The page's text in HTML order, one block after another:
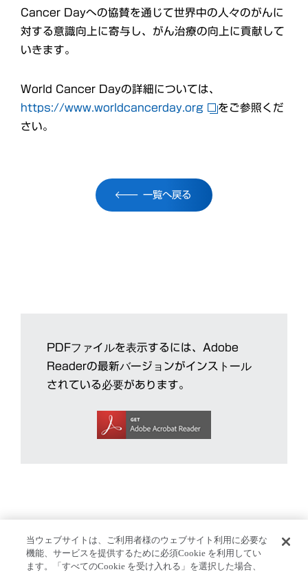
ホーム > サステナビリティ > ESG情報開示と評価 >
ステナビリティTopics > World Cancer Dayへ協賛のお
Cancer Dayへの協賛を通じて世界中の人々のがんに
対する意識向上に寄与し、がん治療の向上に貢献して
いきます。
World Cancer Dayの詳細については、
https://www.worldcancerday.org
をご参照くだ
さい。
一覧へ戻る
PDFファイルを表示するには、Adobe
Readerの最新バージョンがインストール
されている必要があります。
当ウェブサイトは、ご利用者様のウェブサイト利用に必要な
機能、サービスを提供するために必須Cookie を利用してい
ます。「すべてのCookie を受け入れる」を選択した場合、